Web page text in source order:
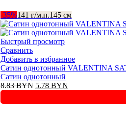
-35%141 г/м.п.145 см
Быстрый просмотр
Сравнить
Добавить в избранное
Сатин однотонный VALENTINA
Сатин однотонный
8.83BYN Первоначальная
составляла
5.78 BYN
5.78 BYN.